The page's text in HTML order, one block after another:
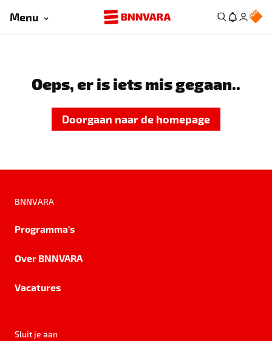
Menu
Oeps, er is iets mis gegaan..
Doorgaan naar de homepage
BNNVARA
Programma's
Over BNNVARA
Vacatures
Sluit je aan